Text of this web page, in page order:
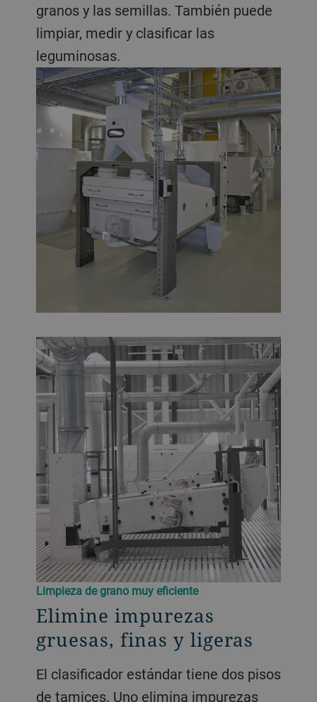
granos y las semillas. También puede
limpiar, medir y clasificar las
leguminosas.
Limpieza de grano muy eficiente
Elimine impurezas
gruesas, finas y ligeras
El clasificador estándar tiene dos pisos
de tamices. Uno elimina impurezas